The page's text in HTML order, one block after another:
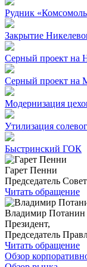
Рудник
Закрытие
Серный проект на
Серный проект на
Модернизация
Утилизация
Быстринский ГОК
Гарет Пенни
Председатель
Читать обращение
Владимир Потанин
Президент,
Председатель
Читать обращение
Обзор